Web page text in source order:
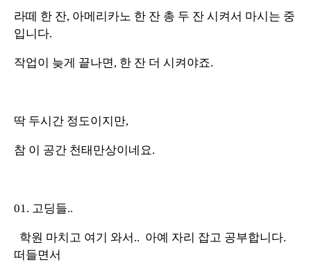
라떼 한 잔, 아메리카노 한 잔 총 두 잔 시켜서 마시는 중
입니다.
작업이 늦게 끝나면, 한 잔 더 시켜야죠.
딱 두시간 정도이지만,
참 이 공간 천태만상이네요.
01. 고딩들..
학원 마치고 여기 와서.. 아예 자리 잡고 공부합니다.
떠들면서